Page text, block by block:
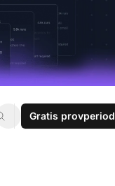
Gratis provperiod